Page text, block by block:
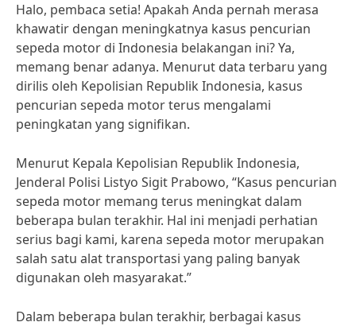
Halo, pembaca setia! Apakah Anda pernah merasa
khawatir dengan meningkatnya kasus pencurian
sepeda motor di Indonesia belakangan ini? Ya,
memang benar adanya. Menurut data terbaru yang
dirilis oleh Kepolisian Republik Indonesia, kasus
pencurian sepeda motor terus mengalami
peningkatan yang signifikan.
Menurut Kepala Kepolisian Republik Indonesia,
Jenderal Polisi Listyo Sigit Prabowo, “Kasus pencurian
sepeda motor memang terus meningkat dalam
beberapa bulan terakhir. Hal ini menjadi perhatian
serius bagi kami, karena sepeda motor merupakan
salah satu alat transportasi yang paling banyak
digunakan oleh masyarakat.”
Dalam beberapa bulan terakhir, berbagai kasus